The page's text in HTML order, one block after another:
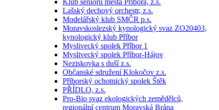
Klub seniorů města Příbora, z.s.
Lašský dechový orchestr, z.s.
Modelářský klub SMČR p.s.
Moravskoslezský kynologický svaz ZO20403,
kynologický klub Příbor
Myslivecký spolek Příbor 1
Myslivecký spolek Příbor-Hájov
Neziskovka s duší z.s.
Občanské sdružení Klokočov z.s.
Příborský ochotnický spolek Štěk
PŘÍDLO, z.s.
Pro-Bio svaz ekologických zemědělců,
regionální centrum Moravská Brána